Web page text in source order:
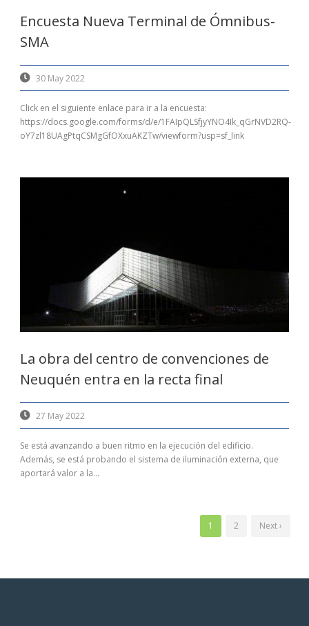
Encuesta Nueva Terminal de Ómnibus-
SMA
30 May 2022
Click en el siguiente enlace para ir a la encuesta:
https://docs.google.com/forms/d/e/1FAIpQLSfjyYNO4Ik_qGrNVD2RQ-
oY7zl18UAgPtqCSMgGfOXxuAKZTw/viewform?usp=sf_link
La obra del centro de convenciones de
Neuquén entra en la recta final
27 May 2022
Se está avanzando a buen ritmo en la ejecución del edificio.
Además, se está probando el sistema de iluminación externa, que
aportará valor a la...
1 2 Next ›